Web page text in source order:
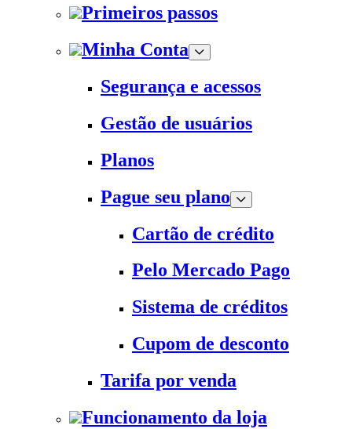
Primeiros passos
Minha Conta
Segurança e acessos
Gestão de usuários
Planos
Pague seu plano
Cartão de crédito
Pelo Mercado Pago
Sistema de créditos
Cupom de desconto
Tarifa por venda
Funcionamento da loja